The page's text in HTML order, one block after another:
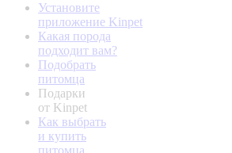
Установите
приложение Kinpet
Какая порода
подходит вам?
Подобрать
питомца
Подарки
от Kinpet
Как выбрать
и купить
питомца